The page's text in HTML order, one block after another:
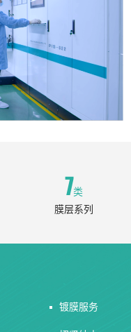
7类
膜层系列
镀膜服务